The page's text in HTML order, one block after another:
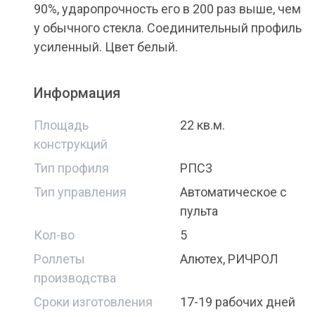
90%, ударопрочность его в 200 раз выше, чем
у обычного стекла. Соединительный профиль
усиленный. Цвет белый.
Информация
Площадь
конструкций
22 кв.м.
Тип профиля
РПС3
Тип управления
Автоматическое с
пульта
Кол-во
5
Роллеты
производства
Алютех, РИЧРОЛ
Сроки изготовления
17-19 рабочих дней